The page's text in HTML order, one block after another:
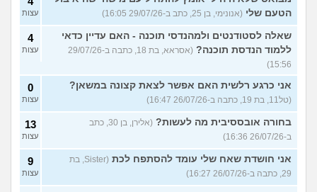
הטעם שלי (אנונימי, בן 25, כתב ב-29/07/26 16:05) עצות
שאלה לסטודנטים ולמהנדסי תוכנה - האם עדיין כדאי
ללמוד הנדסת תוכנה?
(אסראא, בת 18, כתבה ב-29/07/26
15:56)
4
עצות
אני כרגע רלשית האם אפשר לצאת קצונה במשאן?
(טל11, בת 19, כתבה ב-26/07/26 16:47)
0
עצות
בחורה אובססיבית מה לעשות?
(אלירן, בן 30, כתב
ב-26/07/26 16:36)
13
עצות
אני חושדת שאח שלי עומד להסתפח לכת
(Sister, בת
29, כתבה ב-26/07/26 16:27)
9
עצות